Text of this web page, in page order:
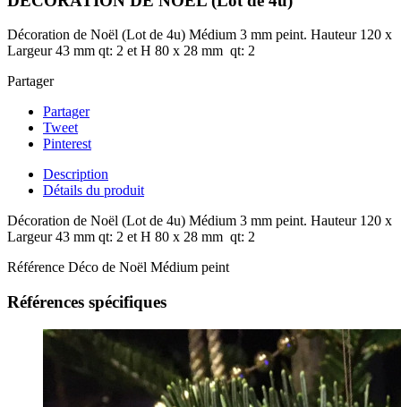
Décoration de Noël (Lot de 4u) Médium 3 mm peint. Hauteur 120 x
Largeur 43 mm qt: 2 et H 80 x 28 mm qt: 2
Partager
Partager
Tweet
Pinterest
Description
Détails du produit
Décoration de Noël (Lot de 4u) Médium 3 mm peint. Hauteur 120 x
Largeur 43 mm qt: 2 et H 80 x 28 mm qt: 2
Référence Déco de Noël Médium peint
Références spécifiques